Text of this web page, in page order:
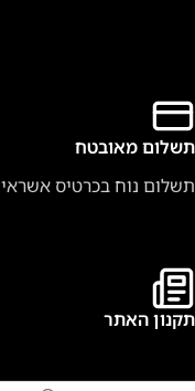
תשלום מאובטח
תשלום נוח בכרטיס אשראי
תקנון האתר